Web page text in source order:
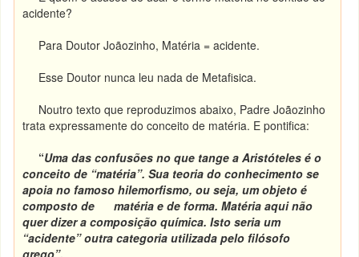
acidente?
Para Doutor Joãozinho, Matéria = acidente.
Esse Doutor nunca leu nada de Metafisica.
Noutro texto que reproduzimos abaixo, Padre Joãozinho
trata expressamente do conceito de matéria. E pontifica:
“Uma das confusões no que tange a Aristóteles é o
conceito de “matéria”. Sua teoria do conhecimento se
apoia no famoso hilemorfismo, ou seja, um objeto é
composto de matéria e de forma. Matéria aqui não
quer dizer a composição química. Isto seria um
“acidente” outra categoria utilizada pelo filósofo
grego”.